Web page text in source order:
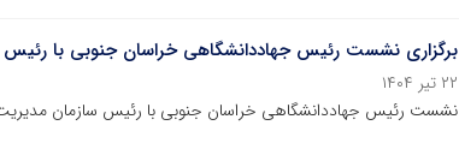
برگزاری نشست رئیس جهاددانشگاهی خراسان جنوبی با رئیس
۲۲ تیر ۱۴۰۴
نشست رئیس جهاددانشگاهی خراسان جنوبی با رئیس سازمان مدیریت